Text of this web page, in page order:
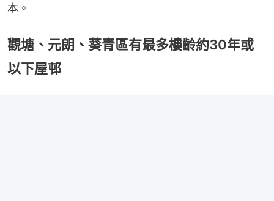
本。
觀塘、元朗、葵青區有最多樓齡約30年或
以下屋邨